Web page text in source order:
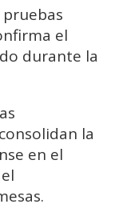
el
durante la
la
en el